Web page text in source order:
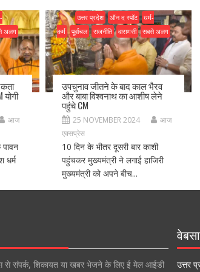
अलग
योगी
आज
पावन
धर्म
उत्तर प्रदेश ऑन द स्पॉट
धर्म-
कर्म
पूर्वांचल राजनीति वाराणसी सबसे अलग
उपचुनाव जीतने के बाद काल भैरव
और बाबा विश्वनाथ का आशीष लेने
पहुंचे CM
25 NOVEMBER 2024
आज
एक्सप्रेस
10 दिन के भीतर दूसरी बार काशी
पहुंचकर मुख्यमंत्री ने लगाई हाजिरी
मुख्यमंत्री को अपने बीच...
संपर्क, शिकायत या खबर भेजने के लिए ई मेल आईडी
उत्तर